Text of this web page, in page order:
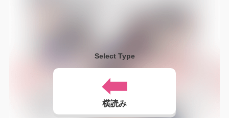
Select Type
横読み